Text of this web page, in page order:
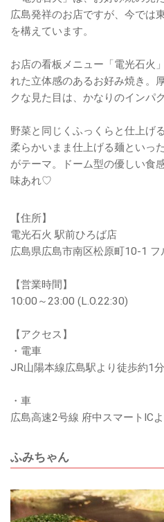
広島発祥のお店ですが、今では
を構えています。
お店の看板メニュー「電光石火
れた立体感のあるお好み焼き。
クな見た目は、かなりのインパ
野菜と同じくふっくらと仕上げ
柔らかいまま仕上げる麺といっ
がテーマ。ドーム型の優しい食
味あれ♡
【住所】
電光石火 駅前ひろば店
広島県広島市南区松原町10-1
【営業時間】
10:00～23:00 (L.O.22:30)
【アクセス】
・電車
JR山陽本線広島駅より徒歩約1分
・車
広島高速2号線 府中スマートIC
ふみちゃん